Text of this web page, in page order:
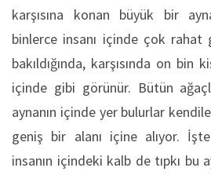
karşısına konan büyük bir
binlerce insanı içinde çok rahat
bakıldığında, karşısında on
içinde gibi görünür. Bütün
aynanın içinde yer bulurlar
geniş bir alanı içine alıyor.
insanın içindeki kalb de tıpkı bu